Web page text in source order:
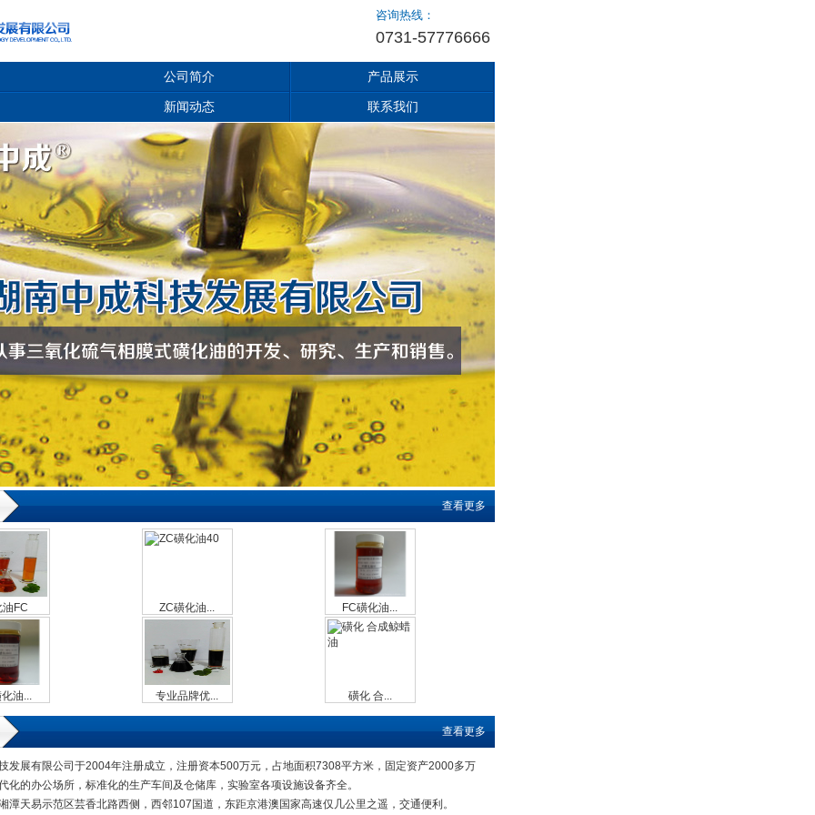
咨询热线：
0731-57776666
公司简介 产品展示
新闻动态 联系我们
查看更多
油FC ZC磺化油... FC磺化油...
油... 专业品牌优... 磺化 合...
查看更多
发展有限公司于2004年注册成立，注册资本500万元，占地面积7308平方米，固定资产2000多万
化的办公场所，标准化的生产车间及仓储库，实验室各项设施设备齐全。
天易示范区芸香北路西侧，西邻107国道，东距京港澳国家高速仅几公里之遥，交通便利。